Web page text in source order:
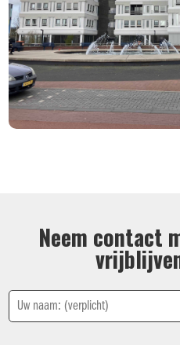
Neem contact